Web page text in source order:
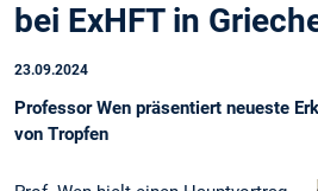
bei ExHFT in
23.09.2024
Professor Wen präsentiert neueste
von Tropfen